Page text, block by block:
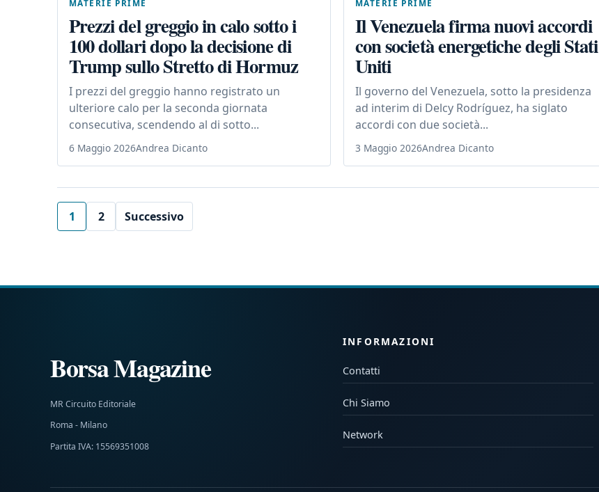
MATERIE PRIME
Prezzi del greggio in calo sotto i
100 dollari dopo la decisione di
Trump sullo Stretto di Hormuz
I prezzi del greggio hanno registrato un
ulteriore calo per la seconda giornata
consecutiva, scendendo al di sotto...
6 Maggio 2026Andrea Dicanto
MATERIE PRIME
Il Venezuela firma nuovi accordi
con società energetiche degli Stati
Uniti
Il governo del Venezuela, sotto la presidenza
ad interim di Delcy Rodríguez, ha siglato
accordi con due società...
3 Maggio 2026Andrea Dicanto
1 2 Successivo
Borsa Magazine
MR Circuito Editoriale
Roma - Milano
Partita IVA: 15569351008
INFORMAZIONI
Contatti
Chi Siamo
Network